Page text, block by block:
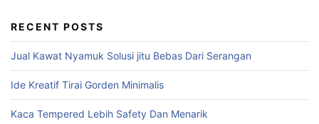
RECENT POSTS
Jual Kawat Nyamuk Solusi jitu Bebas Dari Serangan
Ide Kreatif Tirai Gorden Minimalis
Kaca Tempered Lebih Safety Dan Menarik